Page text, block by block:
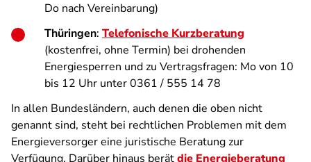
Do nach Vereinbarung)
Thüringen: Telefonische Kurzberatung
(kostenfrei, ohne Termin) bei drohenden
Energiesperren und zu Vertragsfragen: Mo von 10
bis 12 Uhr unter 0361 / 555 14 78
In allen Bundesländern, auch denen die oben nicht
genannt sind, steht bei rechtlichen Problemen mit dem
Energieversorger eine juristische Beratung zur
Verfügung. Darüber hinaus berätdie Energieberatung